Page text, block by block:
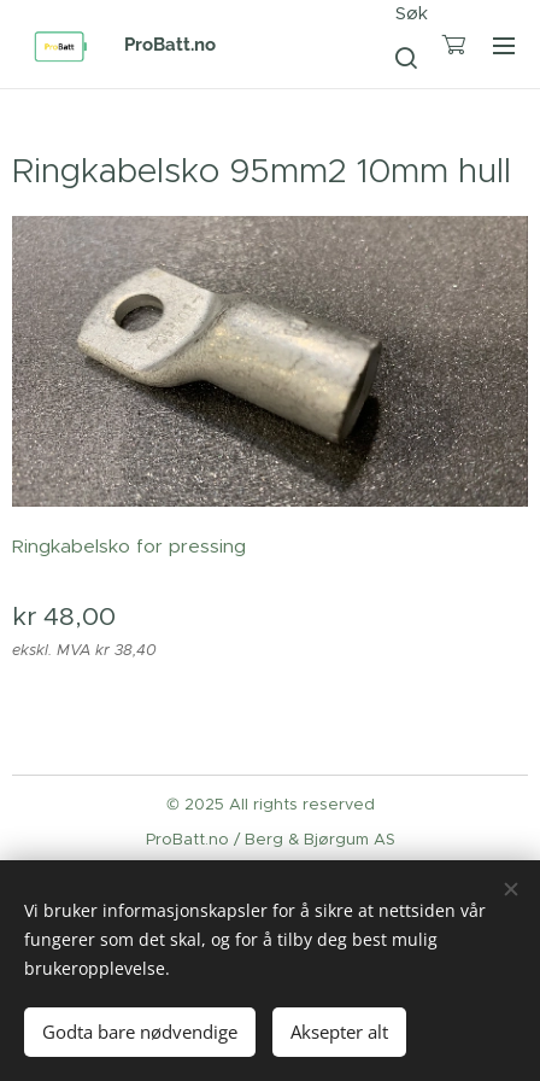
ProBatt.no
Søk
Ringkabelsko 95mm2 10mm hull
Ringkabelsko for pressing
kr 48,00
ekskl. MVA kr 38,40
Legg til i handlekurven
© 2025 All rights reserved
ProBatt.no / Berg & Bjørgum AS
Språk
English
Norsk
Vi bruker informasjonskapsler for å sikre at nettsiden vår
fungerer som det skal, og for å tilby deg best mulig
brukeropplevelse.
Godta bare nødvendige Aksepter alt